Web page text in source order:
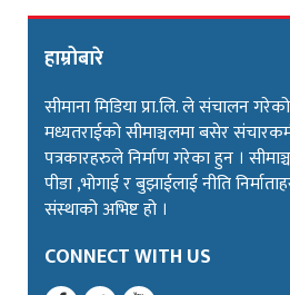
हाम्रोबारे
सीमाना मिडिया प्रा.लि. ले संचालन
मध्यतराईको सीमाञ्चलमा बसेर
पत्रकारहरुले निर्माण गरेका हुन ।
पीडा ,भोगाई र बुझाईलाई नीति
संस्थाको अभिष्ट हो ।
CONNECT WITH US